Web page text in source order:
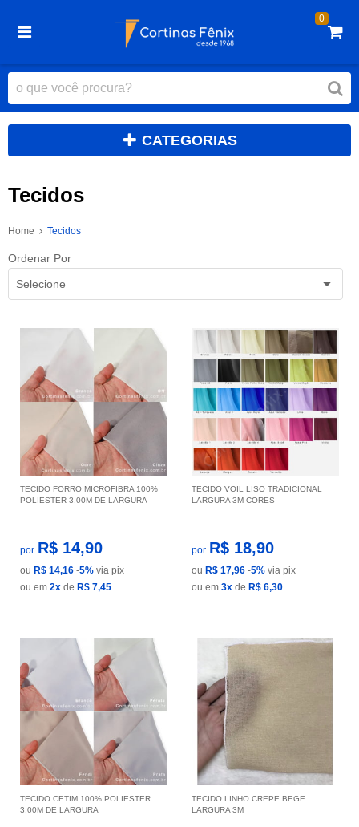
0
CATEGORIAS
Tecidos
Home Tecidos
Ordenar Por
Selecione
TECIDO FORRO MICROFIBRA 100%
POLIESTER 3,00M DE LARGURA
por R$ 14,90
ou R$ 14,16 -5% via pix
ou em 2x de R$ 7,45
TECIDO VOIL LISO TRADICIONAL
LARGURA 3M CORES
por R$ 18,90
ou R$ 17,96 -5% via pix
ou em 3x de R$ 6,30
TECIDO CETIM 100% POLIESTER
3,00M DE LARGURA
TECIDO LINHO CREPE BEGE
LARGURA 3M